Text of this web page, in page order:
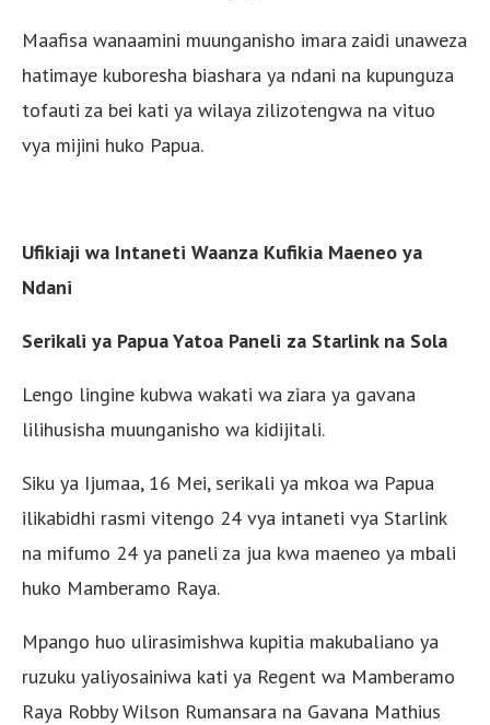
Maafisa wanaamini muunganisho imara zaidi unaweza
hatimaye kuboresha biashara ya ndani na kupunguza
tofauti za bei kati ya wilaya zilizotengwa na vituo
vya mijini huko Papua.
Ufikiaji wa Intaneti Waanza Kufikia Maeneo ya
Ndani
Serikali ya Papua Yatoa Paneli za Starlink na Sola
Lengo lingine kubwa wakati wa ziara ya gavana
lilihusisha muunganisho wa kidijitali.
Siku ya Ijumaa, 16 Mei, serikali ya mkoa wa Papua
ilikabidhi rasmi vitengo 24 vya intaneti vya Starlink
na mifumo 24 ya paneli za jua kwa maeneo ya mbali
huko Mamberamo Raya.
Mpango huo ulirasimishwa kupitia makubaliano ya
ruzuku yaliyosainiwa kati ya Regent wa Mamberamo
Raya Robby Wilson Rumansara na Gavana Mathius